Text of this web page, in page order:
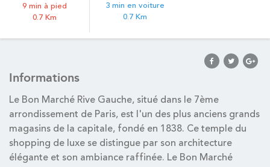
9 min à pied
0.7 Km
3 min en voiture
0.7 Km
Informations
Le Bon Marché Rive Gauche, situé dans le 7ème
arrondissement de Paris, est l'un des plus anciens grands
magasins de la capitale, fondé en 1838. Ce temple du
shopping de luxe se distingue par son architecture
élégante et son ambiance raffinée. Le Bon Marché